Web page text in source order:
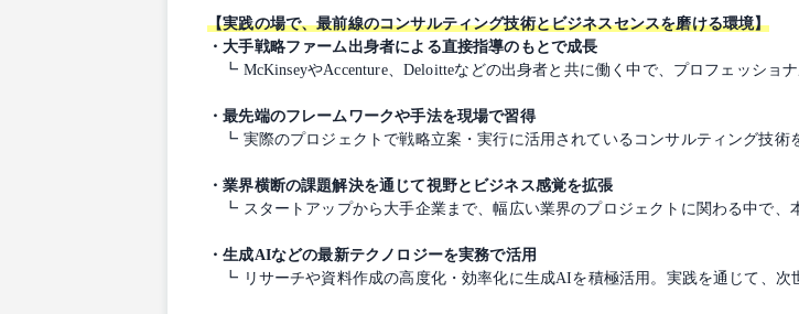
【実践の場で、最前線のコンサルティング技術とビジネスセンスを磨ける環境】
・大手戦略ファーム出身者による直接指導のもとで成長
┗ McKinseyやAccenture、Deloitteなどの出身者と共に働く中で、プロフェッショ
・最先端のフレームワークや手法を現場で習得
┗ 実際のプロジェクトで戦略立案・実行に活用されているコンサルティング技術
・業界横断の課題解決を通じて視野とビジネス感覚を拡張
┗ スタートアップから大手企業まで、幅広い業界のプロジェクトに関わる中で、
・生成AIなどの最新テクノロジーを実務で活用
┗ リサーチや資料作成の高度化・効率化に生成AIを積極活用。実践を通じて、次